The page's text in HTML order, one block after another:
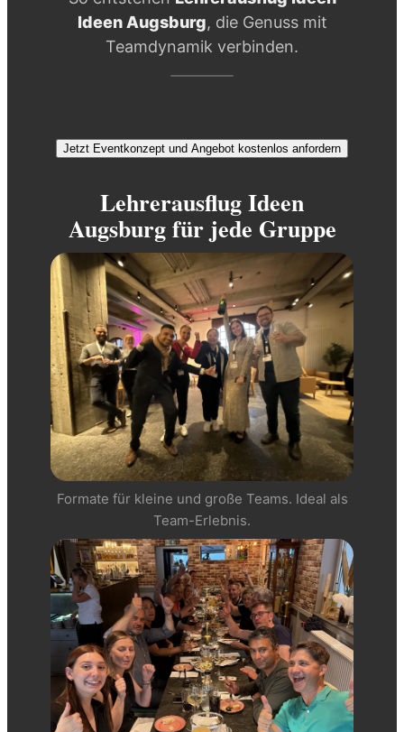
Ideen Augsburg, die Genuss mit
Teamdynamik verbinden.
Jetzt Eventkonzept und Angebot kostenlos anfordern
Lehrerausflug Ideen
Augsburg für jede Gruppe
Formate für kleine und große Teams. Ideal als
Team-Erlebnis.